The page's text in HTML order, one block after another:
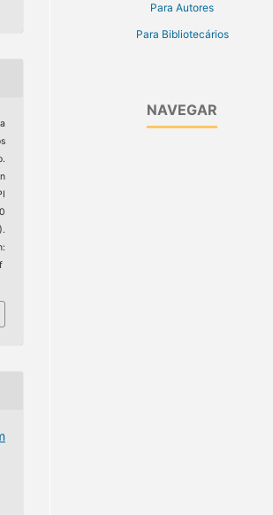
Para Autores
Para Bibliotecários
NAVEGAR